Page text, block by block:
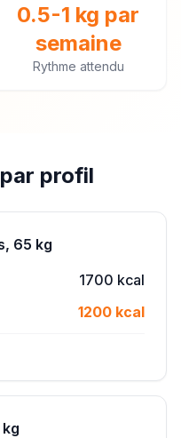
0.5-1 kg par
semaine
Rythme attendu
profil
65 kg
1700 kcal
1200 kcal